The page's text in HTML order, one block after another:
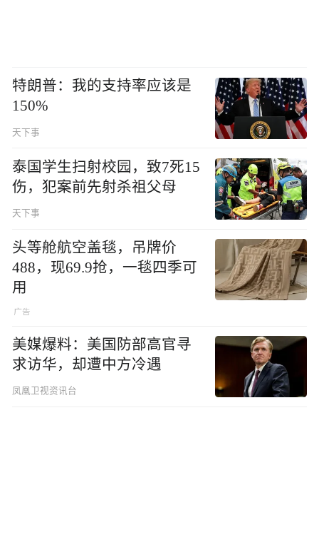
特朗普：我的支持率应该是
150%
天下事
泰国学生扫射校园，致7死15
伤，犯案前先射杀祖父母
天下事
头等舱航空盖毯，吊牌价
488，现69.9抢，一毯四季可
用
美媒爆料：美国防部高官寻
求访华，却遭中方冷遇
凤凰卫视资讯台